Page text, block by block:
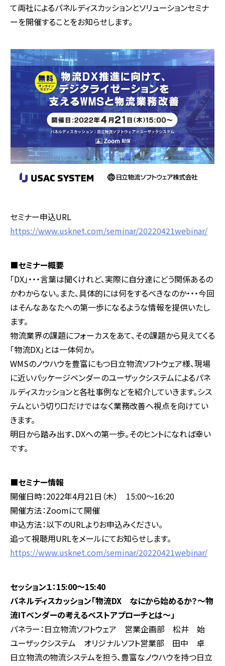
て両社によるパネルディスカッションとソリューションセミナ
ーを開催することをお知らせします。
セミナー申込URL
https://www.usknet.com/seminar/20220421webinar/
■セミナー概要
「DX」・・・言葉は聞くけれど、実際に自分達にどう関係あるの
かわからない。また、具体的には何をするべきなのか・・・今回
はそんなあなたへの第一歩になるような情報を提供いたし
ます。
物流業界の課題にフォーカスをあて、その課題から見えてくる
「物流DX」とは一体何か。
WMSのノウハウを豊富にもつ日立物流ソフトウェア様、現場
に近いパッケージベンダーのユーザックシステムによるパネ
ルディスカッションと各社事例などを紹介していきます。シス
テムという切り口だけではなく業務改善へ視点を向けてい
きます。
明日から踏み出す、DXへの第一歩。そのヒントになれば幸い
です。
■セミナー情報
開催日時：2022年4月21日（木） 15:00～16:20
開催方法：Zoomにて開催
申込方法：以下のURLよりお申込みください。
追って視聴用URLをメールにてお知らせします。
https://www.usknet.com/seminar/20220421webinar/
セッション１：15:00～15:40
パネルディスカッション「物流DX なにから始めるか？～物
流ITベンダーの考えるベストアプローチとは～」
パネラー：日立物流ソフトウェア 営業企画部 松井 始
ユーザックシステム オリジナルソフト営業部 田中 卓
日立物流の物流システムを担う、豊富なノウハウを持つ日立